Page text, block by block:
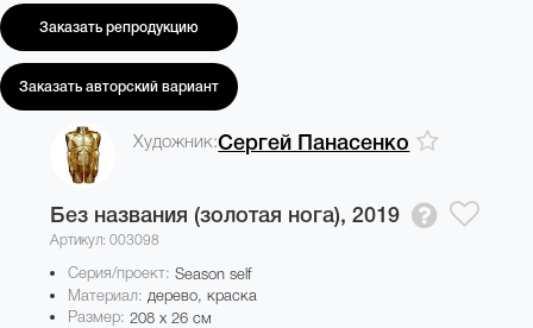
Заказать репродукцию
Заказать авторский вариант
Художник:Сергей Панасенко
Без названия (золотая нога), 2019
Артикул: 003098
Серия/проект:Season self
Материал: дерево, краска
Размер: 208 x 26 см